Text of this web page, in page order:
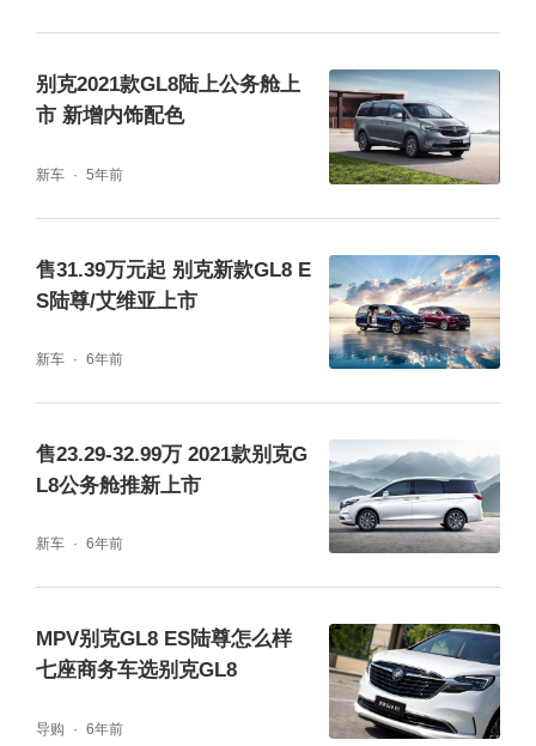
别克2021款GL8陆上公务舱上
市 新增内饰配色
新车 5年前
售31.39万元起 别克新款GL8 E
S陆尊/艾维亚上市
新车 6年前
售23.29-32.99万 2021款别克G
L8公务舱推新上市
新车 6年前
MPV别克GL8 ES陆尊怎么样
七座商务车选别克GL8
导购 6年前